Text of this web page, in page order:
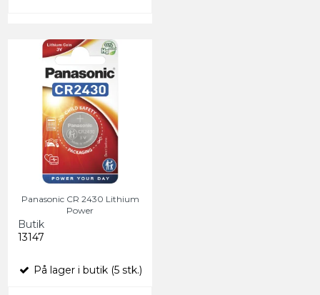
Panasonic CR 2430 Lithium
Power
Butik
13147
På lager i butik (5 stk.)